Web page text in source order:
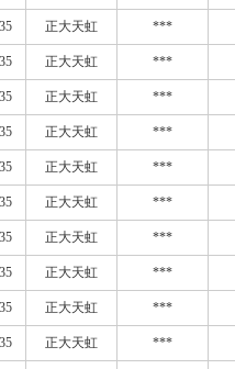
正大天虹 ***
正大天虹 ***
正大天虹 ***
正大天虹 ***
正大天虹 ***
正大天虹 ***
正大天虹 ***
正大天虹 ***
正大天虹 ***
正大天虹 ***